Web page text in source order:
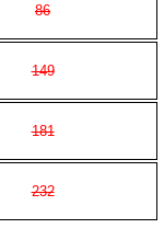
86
149
181
232